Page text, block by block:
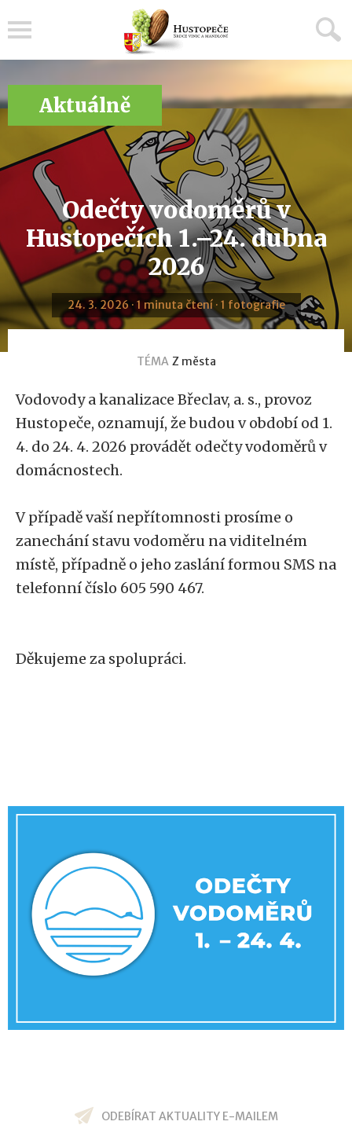
Aktuálně
Odečty vodoměrů v
Hustopečích 1.–24. dubna
2026
24. 3. 2026 · 1 minuta čtení · 1 fotografie
TÉMA Z města
Vodovody a kanalizace Břeclav, a. s., provoz
Hustopeče, oznamují, že budou v období od 1.
4. do 24. 4. 2026 provádět odečty vodoměrů v
domácnostech.
V případě vaší nepřítomnosti prosíme o
zanechání stavu vodoměru na viditelném
místě, případně o jeho zaslání formou SMS na
telefonní číslo 605 590 467.
Děkujeme za spolupráci.
ODEBÍRAT AKTUALITY E-MAILEM